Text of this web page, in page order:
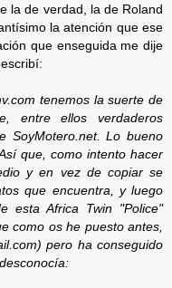
la de verdad, la de Roland
la atención que ese
que enseguida me dije
tenemos la suerte de
entre ellos verdaderos
SoyMotero.net. Lo bueno
que, como intento hacer
y en vez de copiar se
que encuentra, y luego
esta Africa Twin "Police"
como os he puesto antes,
pero ha conseguido